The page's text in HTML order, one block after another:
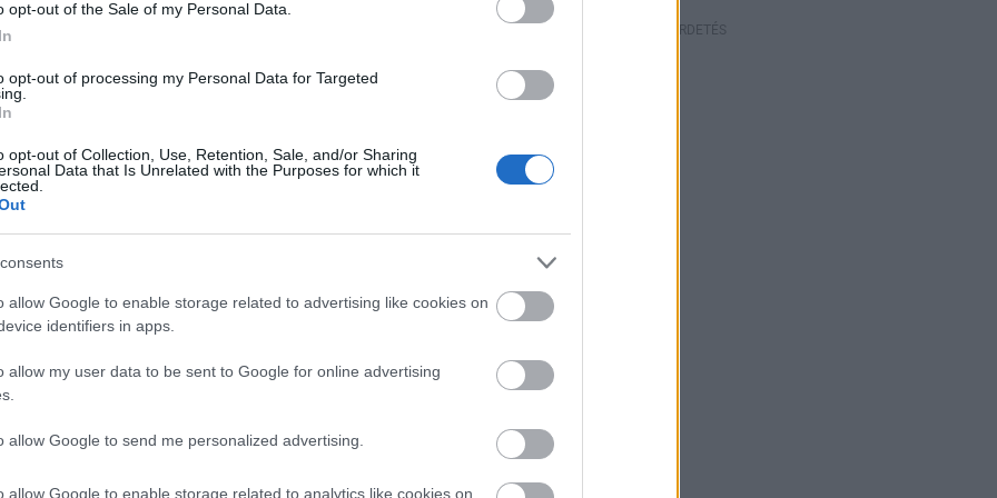
opt-out of the Sale of my Personal Data.
opt-out of processing my Personal Data for Targeted
opt-out of Collection, Use, Retention, Sale, and/or Sharing
Data that Is Unrelated with the Purposes for which it
allow Google to enable storage related to advertising like cookies on
identifiers in apps.
allow my user data to be sent to Google for online advertising
allow Google to send me personalized advertising.
allow Google to enable storage related to analytics like cookies on
Kft. ügyvezetője. - Az említett területeken
szorul. Az a célunk, hogy őket integráljuk a
lassan indítjuk a közbeszerzési eljárásokat és
2016-00003 „a dombóvári Szigetsor-Vasút
is elindulna.
HIRDETÉS